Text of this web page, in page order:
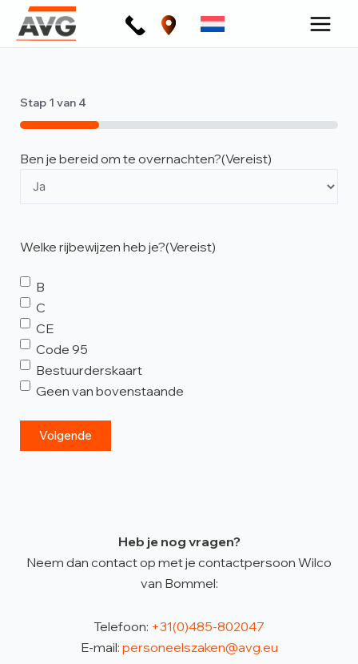
naar
de
Stap 1 van 4
25%
Ben je bereid om te overnachten?(Vereist)
Welke rijbewijzen heb je?(Vereist)
B
C
CE
Code 95
Bestuurderskaart
Geen van bovenstaande
Heb je nog vragen?
Neem dan contact op met je contactpersoon Wilco
van Bommel:
Telefoon: +31(0)485-802047
E-mail: personeelszaken@avg.eu